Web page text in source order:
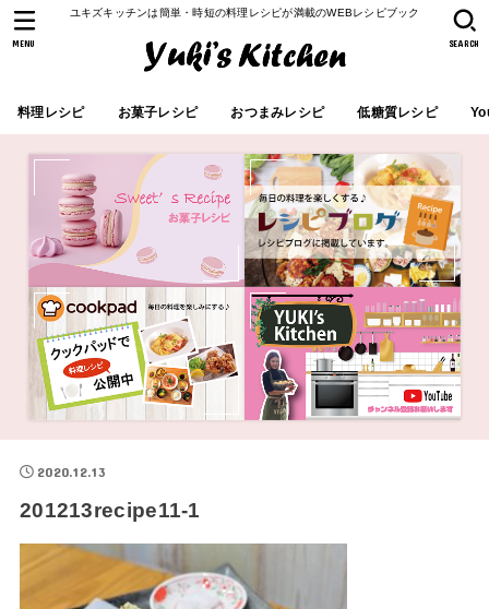
ユキズキッチンは簡単・時短の料理レシピが満載のWEBレシピブック
料理レシピ お菓子レシピ おつまみレシピ 低糖質レシピ
SEARCH
MENU
2020.12.13
201213recipe11-1